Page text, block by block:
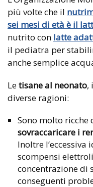
più volte che il
sei mesi di età è il
nutrito con latte
il pediatra per
anche semplice
Letisane al neonato,
diverse ragioni:
Sono molto ricche
sovraccaricare i
Inoltre
scompensi
concentrazione di
conseguenti